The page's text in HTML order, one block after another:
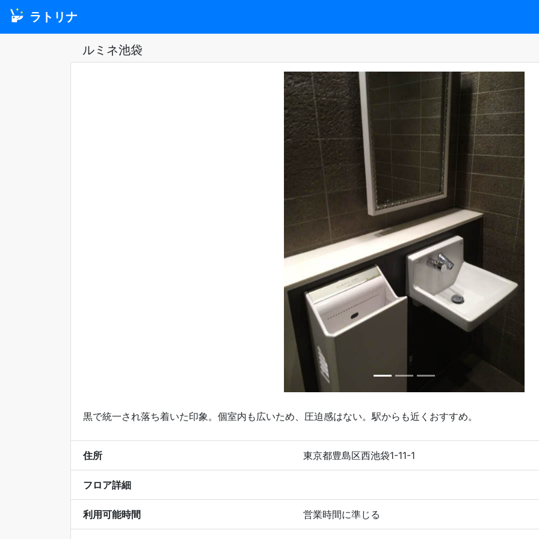
ラトリナ
ルミネ池袋
黒で統一され落ち着いた印象。個室内も広いため、圧迫感はない。駅からも近くおすすめ。
住所 東京都豊島区西池袋1-11-1
フロア詳細
利用可能時間 営業時間に準じる